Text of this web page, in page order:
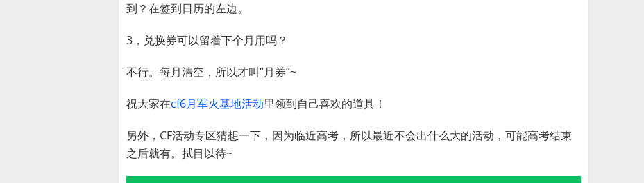
到？在签到日历的左边。
3，兑换券可以留着下个月用吗？
不行。每月清空，所以才叫“月券”~
祝大家在cf6月军火基地活动里领到自己喜欢的道具！
另外，CF活动专区猜想一下，因为临近高考，所以最近不会出什么大的活动，可能高考结束
之后就有。拭目以待~